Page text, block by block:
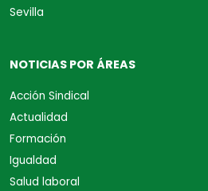
Sevilla
NOTICIAS POR ÁREAS
Acción Sindical
Actualidad
Formación
Igualdad
Salud laboral